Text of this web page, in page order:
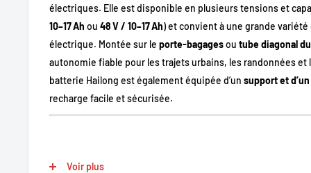
électriques. Elle est disponible en plusieurs tensions et
10–17 Ah ou 48 V / 10–17 Ah) et convient à une grande
électrique. Montée sur le porte-bagagesou tube diagonal
autonomie fiable pour les trajets urbains, les randonnées
batterie Hailong est également équipée d’un support et
recharge facile et sécurisée.
Voir plus